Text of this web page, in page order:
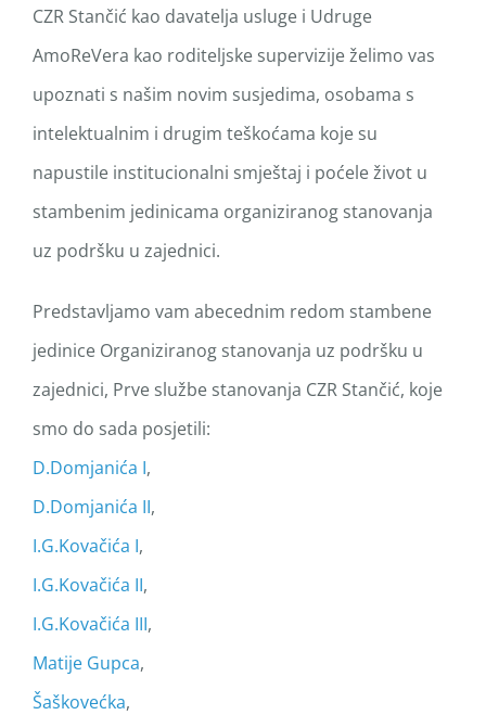
CZR Stančić kao davatelja usluge i Udruge
AmoReVera kao roditeljske supervizije želimo vas
upoznati s našim novim susjedima, osobama s
intelektualnim i drugim teškoćama koje su
napustile institucionalni smještaj i poćele život u
stambenim jedinicama organiziranog stanovanja
uz podršku u zajednici.
Predstavljamo vam abecednim redom stambene
jedinice Organiziranog stanovanja uz podršku u
zajednici, Prve službe stanovanja CZR Stančić, koje
smo do sada posjetili:
D.Domjanića I,
D.Domjanića II,
I.G.Kovačića I,
I.G.Kovačića II,
I.G.Kovačića III,
Matije Gupca,
Šaškovećka,